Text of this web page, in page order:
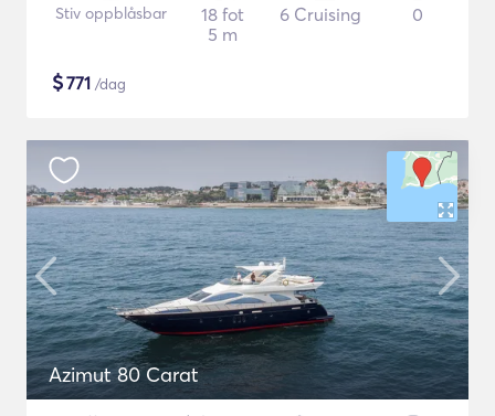
Stiv oppblåsbar
18 fot
5 m
6 Cruising 0
$771 /dag
Azimut 80 Carat